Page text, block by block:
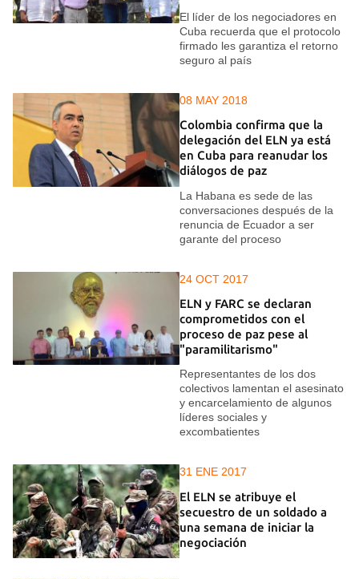
El líder de los negociadores en
Cuba recuerda que el protocolo
firmado les garantiza el retorno
seguro al país
08 MAY 2018
Colombia confirma que la
delegación del ELN ya está
en Cuba para reanudar los
diálogos de paz
La Habana es sede de las
conversaciones después de la
renuncia de Ecuador a ser
garante del proceso
24 OCT 2017
ELN y FARC se declaran
comprometidos con el
proceso de paz pese al
"paramilitarismo"
Representantes de los dos
colectivos lamentan el asesinato
y encarcelamiento de algunos
líderes sociales y
excombatientes
31 ENE 2017
El ELN se atribuye el
secuestro de un soldado a
una semana de iniciar la
negociación